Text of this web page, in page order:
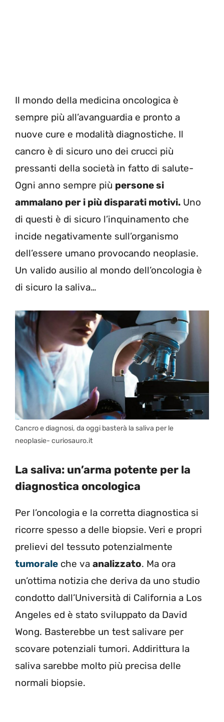
Il mondo della medicina oncologica è
sempre più all’avanguardia e pronto a
nuove cure e modalità diagnostiche. Il
cancro è di sicuro uno dei crucci più
pressanti della società in fatto di salute-
Ogni anno sempre più persone si
ammalano per i più disparati motivi. Uno
di questi è di sicuro l’inquinamento che
incide negativamente sull’organismo
dell’essere umano provocando neoplasie.
Un valido ausilio al mondo dell’oncologia è
di sicuro la saliva…
Cancro e diagnosi, da oggi basterà la saliva per le
neoplasie- curiosauro.it
La saliva: un’arma potente per la
diagnostica oncologica
Per l’oncologia e la corretta diagnostica si
ricorre spesso a delle biopsie. Veri e propri
prelievi del tessuto potenzialmente
tumorale che va analizzato. Ma ora
un’ottima notizia che deriva da uno studio
condotto dall’Università di California a Los
Angeles ed è stato sviluppato da David
Wong. Basterebbe un test salivare per
scovare potenziali tumori. Addirittura la
saliva sarebbe molto più precisa delle
normali biopsie.